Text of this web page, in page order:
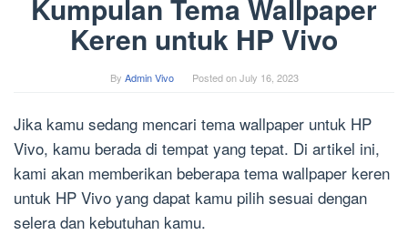
Kumpulan Tema Wallpaper
Keren untuk HP Vivo
By Admin Vivo Posted onJuly 16, 2023
Jika kamu sedang mencari tema wallpaper untuk HP
Vivo, kamu berada di tempat yang tepat. Di artikel ini,
kami akan memberikan beberapa tema wallpaper keren
untuk HP Vivo yang dapat kamu pilih sesuai dengan
selera dan kebutuhan kamu.